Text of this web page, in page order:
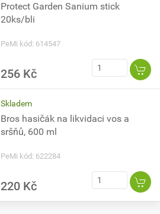
Protect Garden Sanium stick
20ks/bli
PeMi kód: 614547
256 Kč
Skladem
Bros hasičák na likvidaci vos a
sršňů, 600 ml
PeMi kód: 622284
220 Kč